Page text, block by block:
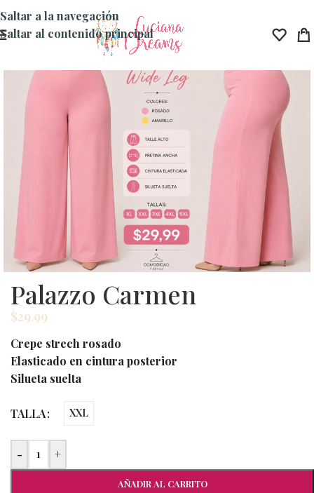
Saltar a la navegación
Saltar al contenido principal
Palazzo Carmen
$29.99
Crepe strech rosado
Elasticado en cintura posterior
Silueta suelta
TALLA XXL
- +
AÑADIR AL CARRITO